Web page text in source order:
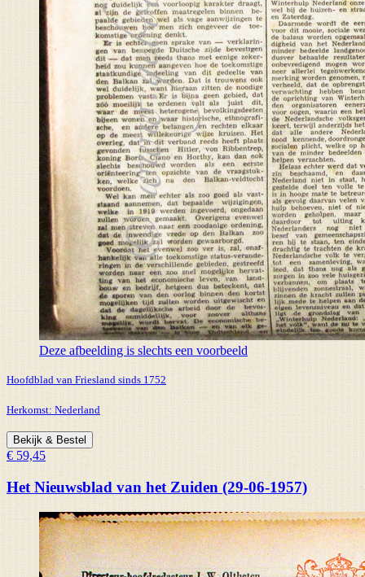
Deze afbeelding is slechts een voorbeeld
Hoofdblad van Friesland sinds 1752
Herkomst: Nederland
Bekijk & Bestel
€ 59,45
Het Nieuwsblad van het Zuiden (29-06-1957)